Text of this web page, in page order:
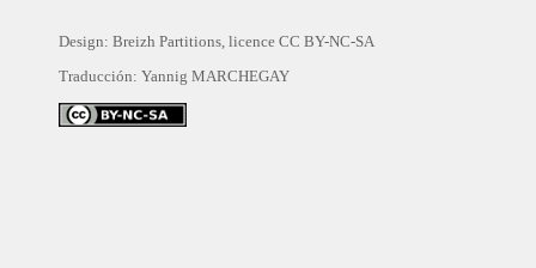
Design: Breizh Partitions, licence CC BY-NC-SA
Traducción: Yannig MARCHEGAY